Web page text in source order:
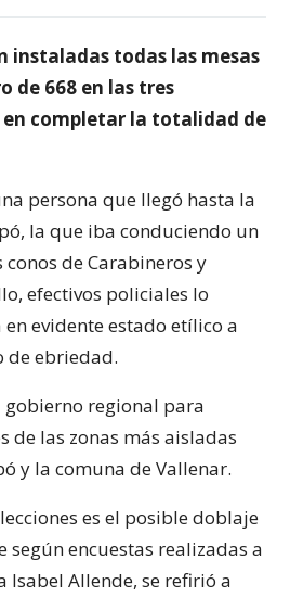
instaladas todas las mesas
de 668 en las tres
en completar la totalidad de
persona que llegó hasta la
la que iba conduciendo un
de Carabineros y
efectivos policiales lo
evidente estado etílico a
de ebriedad.
gobierno regional para
de las zonas más aisladas
y la comuna de Vallenar.
es el posible doblaje
encuestas realizadas a
Allende, se refirió a